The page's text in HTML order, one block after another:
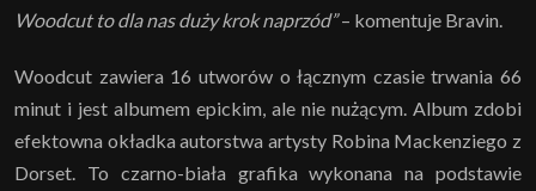
Woodcut to dla nas duży krok naprzód”– komentuje Bravin.
Woodcut zawiera 16 utworów o łącznym czasie trwania 66
minut i jest albumem epickim, ale nie nużącym. Album zdobi
efektowna okładka autorstwa artysty Robina Mackenziego z
Dorset. To czarno-biała grafika wykonana na podstawie